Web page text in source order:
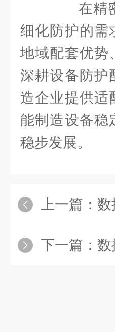
在精密
细化防护的需
地域配套优势
深耕设备防护
造企业提供适
能制造设备稳
稳步发展。
上一篇： 数
下一篇： 数